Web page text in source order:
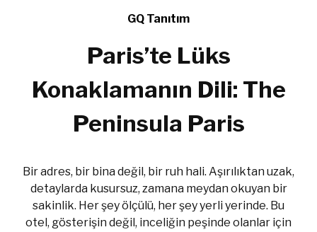
GQ Tanıtım
Paris’te Lüks
Konaklamanın Dili: The
Peninsula Paris
Bir adres, bir bina değil, bir ruh hali. Aşırılıktan uzak,
detaylarda kusursuz, zamana meydan okuyan bir
sakinlik. Her şey ölçülü, her şey yerli yerinde. Bu
otel, gösterişin değil, inceliğin peşinde olanlar için